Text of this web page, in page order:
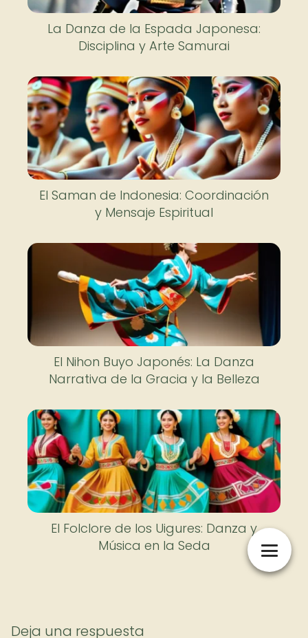
La Danza de la Espada Japonesa:
Disciplina y Arte Samurai
El Saman de Indonesia: Coordinación
y Mensaje Espiritual
El Nihon Buyo Japonés: La Danza
Narrativa de la Gracia y la Belleza
El Folclore de los Uigures: Danza y
Música en la Seda
Deja una respuesta